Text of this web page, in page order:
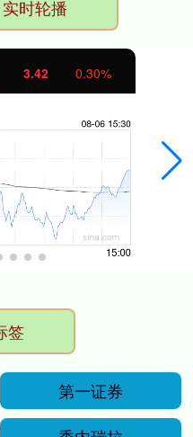
时轮播
3.42 0.30%
签
第一证券